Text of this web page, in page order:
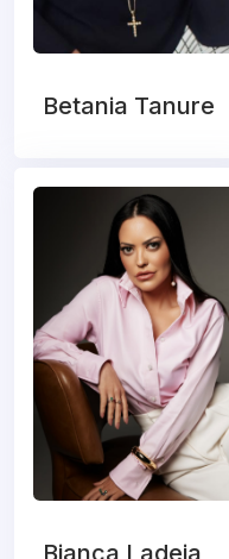
Betania Tanure